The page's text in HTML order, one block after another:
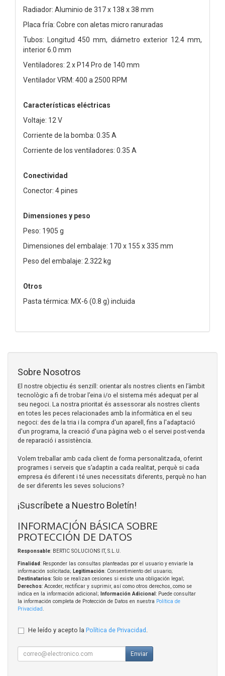
Radiador: Aluminio de 317 x 138 x 38 mm
Placa fría: Cobre con aletas micro ranuradas
Tubos: Longitud 450 mm, diámetro exterior 12.4 mm,
interior 6.0 mm
Ventiladores: 2 x P14 Pro de 140 mm
Ventilador VRM: 400 a 2500 RPM
Características eléctricas
Voltaje: 12 V
Corriente de la bomba: 0.35 A
Corriente de los ventiladores: 0.35 A
Conectividad
Conector: 4 pines
Dimensiones y peso
Peso: 1905 g
Dimensiones del embalaje: 170 x 155 x 335 mm
Peso del embalaje: 2.322 kg
Otros
Pasta térmica: MX-6 (0.8 g) incluida
Sobre Nosotros
El nostre objectiu és senzill: orientar als nostres clients en l’àmbit
tecnològic a fi de trobar l’eina i/o el sistema més adequat per al
seu negoci. La nostra prioritat és assessorar als nostres clients
en totes les peces relacionades amb la informàtica en el seu
negoci: des de la tria i la compra d'un aparell, fins a l'adaptació
d'un programa, la creació d'una pàgina web o el servei post-venda
de reparació i assistència.
Volem treballar amb cada client de forma personalitzada, oferint
programes i serveis que s’adaptin a cada realitat, perquè si cada
empresa és diferent i té unes necessitats diferents, perquè no han
de ser diferents les seves solucions?
¡Suscríbete a Nuestro Boletín!
INFORMACIÓN BÁSICA SOBRE
PROTECCIÓN DE DATOS
Responsable: BERTIC SOLUCIONS IT, S.L.U.
Finalidad: Responder las consultas planteadas por el usuario y enviarle la
información solicitada; Legitimación: Consentimiento del usuario;
Destinatarios: Solo se realizan cesiones si existe una obligación legal;
Derechos: Acceder, rectificar y suprimir, así como otros derechos, como se
indica en la información adicional;
Información Adicional : Puede consultar
la información completa de Protección de Datos en nuestra Política de
Privacidad
He leído y acepto la Política de Privacidad
Enviar